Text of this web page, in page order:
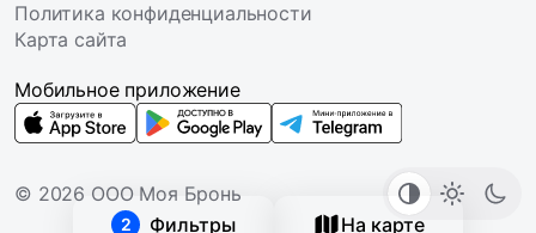
2 Фильтры На карте
Политика конфиденциальности
Карта сайта
© 2026 ООО Моя Бронь
Мобильное приложение